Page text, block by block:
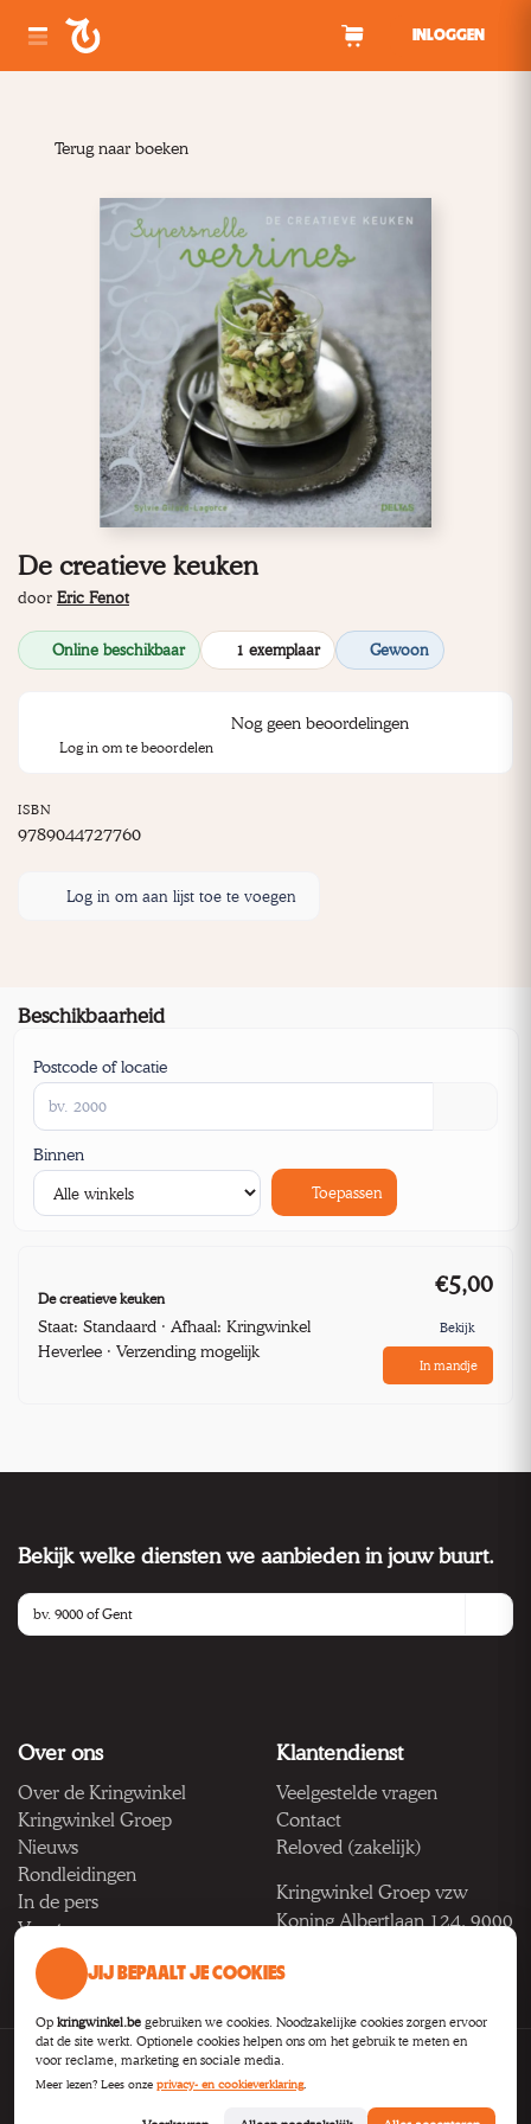
INLOGGEN
Terug naar boeken
De creatieve keuken
door Eric Fenot
Online beschikbaar 1 exemplaar Gewoon
Nog geen beoordelingen
Log in om te beoordelen
ISBN
9789044727760
Log in om aan lijst toe te voegen
Beschikbaarheid
Postcode of locatie
Binnen
Toepassen
De creatieve keuken
Staat: Standaard · Afhaal: Kringwinkel
Heverlee · Verzending mogelijk
€5,00
Bekijk
In mandje
Bekijk welke diensten we aanbieden in jouw buurt.
Over ons
Over de Kringwinkel
Kringwinkel Groep
Nieuws
Rondleidingen
In de pers
Vacatures
Klantendienst
Veelgestelde vragen
Contact
Reloved (zakelijk)
Kringwinkel Groep vzw
Koning Albertlaan 124, 9000
BTW BE 1033.922.208
PrivacyVoorwaardenToegankelijkheid
B2B
JIJ BEPAALT JE COOKIES
Op kringwinkel.be gebruiken we cookies. Noodzakelijke cookies zorgen ervoor
dat de site werkt. Optionele cookies helpen ons om het gebruik te meten en
voor reclame, marketing en sociale media.
Meer lezen? Lees onze privacy- en cookieverklaring.